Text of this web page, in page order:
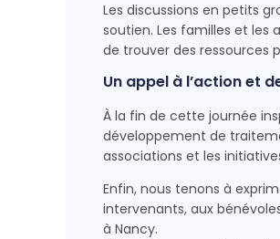
Les discussions en petits
soutien. Les familles et
de trouver des ressources
Un appel à l’action et
À la fin de cette journée
développement de
associations et les
Enfin, nous tenons à
intervenants, aux
à Nancy.